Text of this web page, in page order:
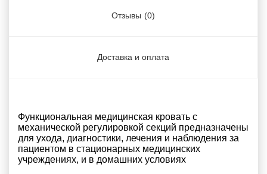
Отзывы (0)
Доставка и оплата
Функциональная медицинская кровать с
механической регулировкой секций предназначены
для ухода, диагностики, лечения и наблюдения за
пациентом в стационарных медицинских
учреждениях, и в домашних условиях